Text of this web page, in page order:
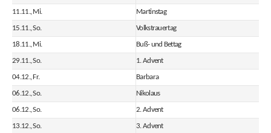
11.11., Mi. Martinstag
15.11., So. Volkstrauertag
18.11., Mi. Buß- und Bettag
29.11., So. 1. Advent
04.12., Fr. Barbara
06.12., So. Nikolaus
06.12., So. 2. Advent
13.12., So. 3. Advent